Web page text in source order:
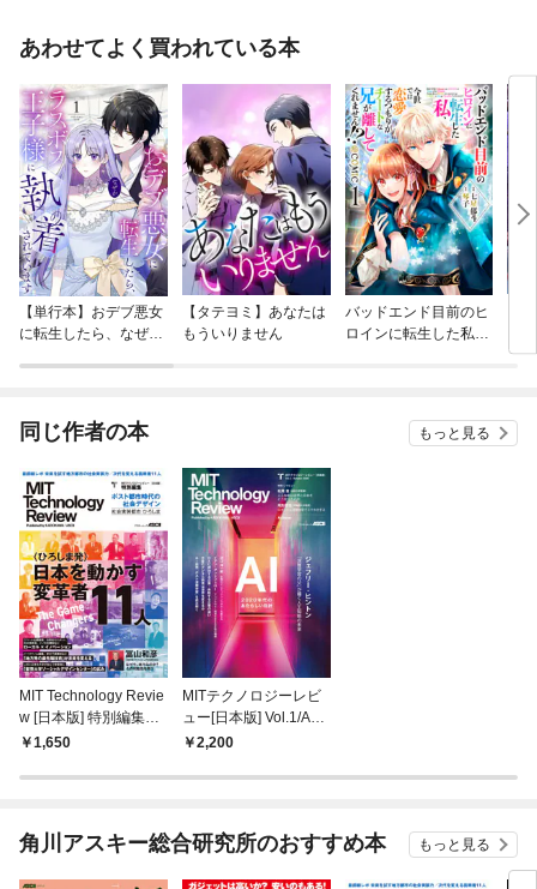
あわせてよく買われている本
【単行本】おデブ悪女
に転生したら、なぜか
【タテヨミ】あなたは
もういりません
バッドエンド目前のヒ
ロインに転生した私、
同じ作者の本 もっと見る
MIT Technology Revie
w [日本版] 特別編集
ポスト都市時代の社会
市 ひろしま
1,650
MITテクノロジーレビ
ュー[日本版] Vol.1/Aut
umn 2020 AI Issue
2,200
角川アスキー総合研究所のおすすめ本 もっと見る